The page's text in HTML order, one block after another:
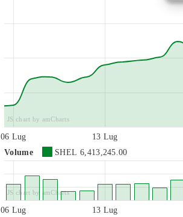
06 Lug 13 Lug
JS chart by amCharts
Volume SHEL 6,413,245.00
06 Lug 13 Lug
JS chart by amCharts